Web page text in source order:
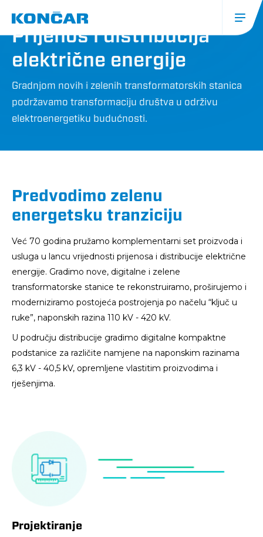
sadržaj
Glavna
navigacija
(mobile)
Prijenos i distribucija
električne energije
Gradnjom novih i zelenih transformatorskih stanica
podržavamo transformaciju društva u održivu
elektroenergetiku budućnosti.
Predvodimo zelenu
energetsku tranziciju
Već 70 godina pružamo komplementarni set proizvoda i
usluga u lancu vrijednosti prijenosa i distribucije električne
energije. Gradimo nove, digitalne i zelene
transformatorske stanice te rekonstruiramo, proširujemo i
moderniziramo postojeća postrojenja po načelu “ključ u
ruke”, naponskih razina 110 kV - 420 kV.
U području distribucije gradimo digitalne kompaktne
podstanice za različite namjene na naponskim razinama
6,3 kV - 40,5 kV, opremljene vlastitim proizvodima i
rješenjima.
Projektiranje